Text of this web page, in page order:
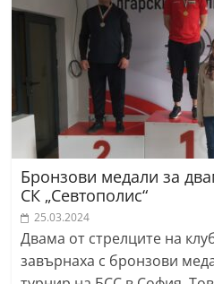
Бронзови медали за
СК „Севтополис“
25.03.2024
Двама от стрелците на
завърнаха с бронзови